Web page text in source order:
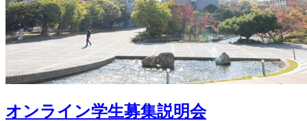
オンライン学生募集説明会